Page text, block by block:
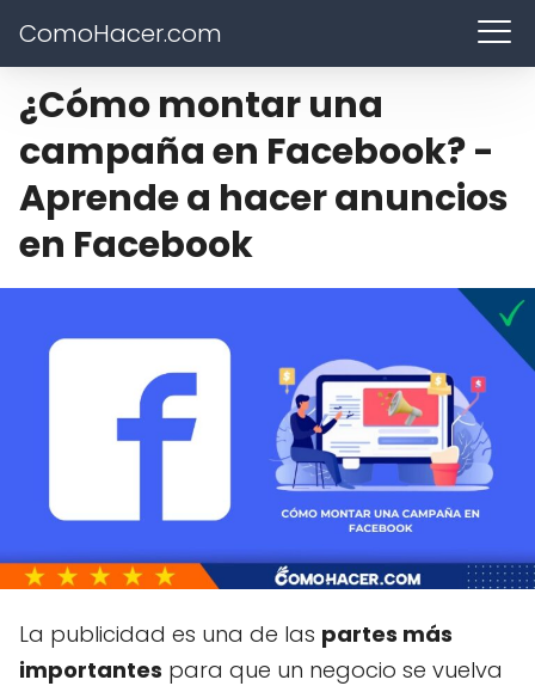
ComoHacer.com
¿Cómo montar una
campaña en Facebook? -
Aprende a hacer anuncios
en Facebook
La publicidad es una de las partes más
importantes para que un negocio se vuelva